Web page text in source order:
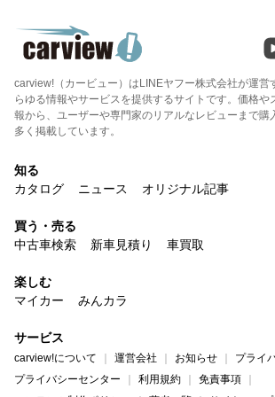
carview!（カービュー）はLINEヤフー株式会社が運営
らゆる情報やサービスを提供するサイトです。価格や
報から、ユーザーや専門家のリアルなレビューまで購
多く掲載しています。
知る
カタログ
ニュース オリジナル記事
買う・売る
中古車検索
新車見積り 車買取
楽しむ
マイカー
みんカラ
サービス
carview!について 運営会社 お知らせ
プライ
プライバシーセンター
利用規約
免責事項